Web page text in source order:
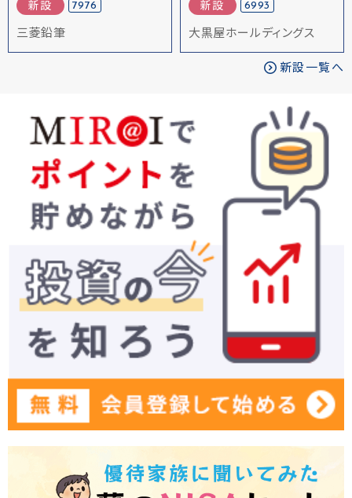
新設 7976
三菱鉛筆
新設 6993
大黒屋ホールディングス
新設一覧へ